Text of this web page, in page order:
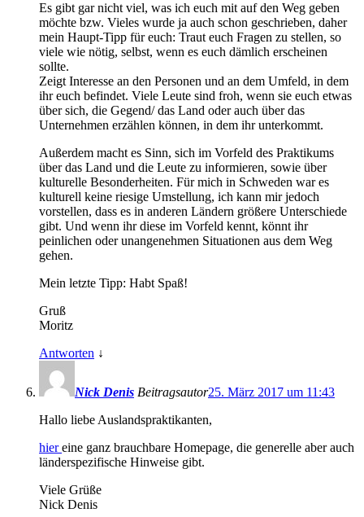
Es gibt gar nicht viel, was ich euch mit auf den Weg geben
möchte bzw. Vieles wurde ja auch schon geschrieben, daher
mein Haupt-Tipp für euch: Traut euch Fragen zu stellen, so
viele wie nötig, selbst, wenn es euch dämlich erscheinen
sollte.
Zeigt Interesse an den Personen und an dem Umfeld, in dem
ihr euch befindet. Viele Leute sind froh, wenn sie euch etwas
über sich, die Gegend/ das Land oder auch über das
Unternehmen erzählen können, in dem ihr unterkommt.
Außerdem macht es Sinn, sich im Vorfeld des Praktikums
über das Land und die Leute zu informieren, sowie über
kulturelle Besonderheiten. Für mich in Schweden war es
kulturell keine riesige Umstellung, ich kann mir jedoch
vorstellen, dass es in anderen Ländern größere Unterschiede
gibt. Und wenn ihr diese im Vorfeld kennt, könnt ihr
peinlichen oder unangenehmen Situationen aus dem Weg
gehen.
Mein letzte Tipp: Habt Spaß!
Gruß
Moritz
Antworten ↓
Nick Denis Beitragsautor25. März 2017 um 11:43
Hallo liebe Auslandspraktikanten,
hiereine ganz brauchbare Homepage, die generelle aber auch
länderspezifische Hinweise gibt.
Viele Grüße
Nick Denis